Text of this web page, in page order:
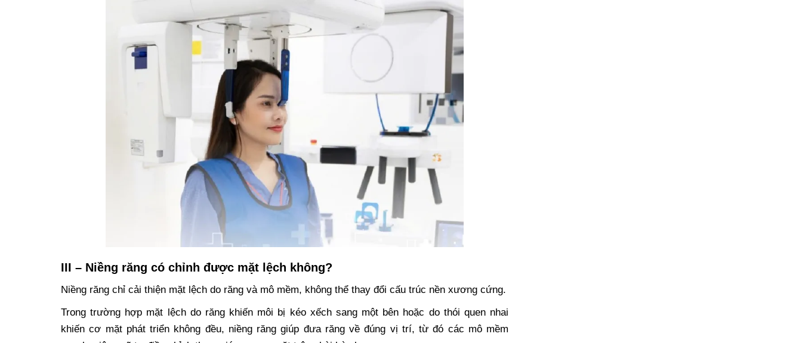
III – Niềng răng có chỉnh được mặt lệch không?
Niềng răng chỉ cải thiện mặt lệch do răng và mô mềm, không thể thay đổi cấu trúc nền xương cứng.
Trong trường hợp mặt lệch do răng khiến môi bị kéo xếch sang một bên hoặc do thói quen nhai
khiến cơ mặt phát triển không đều, niềng răng giúp đưa răng về đúng vị trí, từ đó các mô mềm